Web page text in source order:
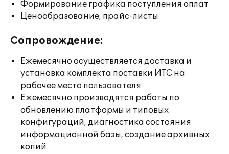
Формирование графика поступления оплат
Ценообразование, прайс-листы
Сопровождение:
Ежемесячно осуществляется доставка и
установка комплекта поставки ИТС на
рабочее место пользователя
Ежемесячно производятся работы по
обновлению платформы и типовых
конфигураций, диагностика состояния
информационной базы, создание архивных
копий